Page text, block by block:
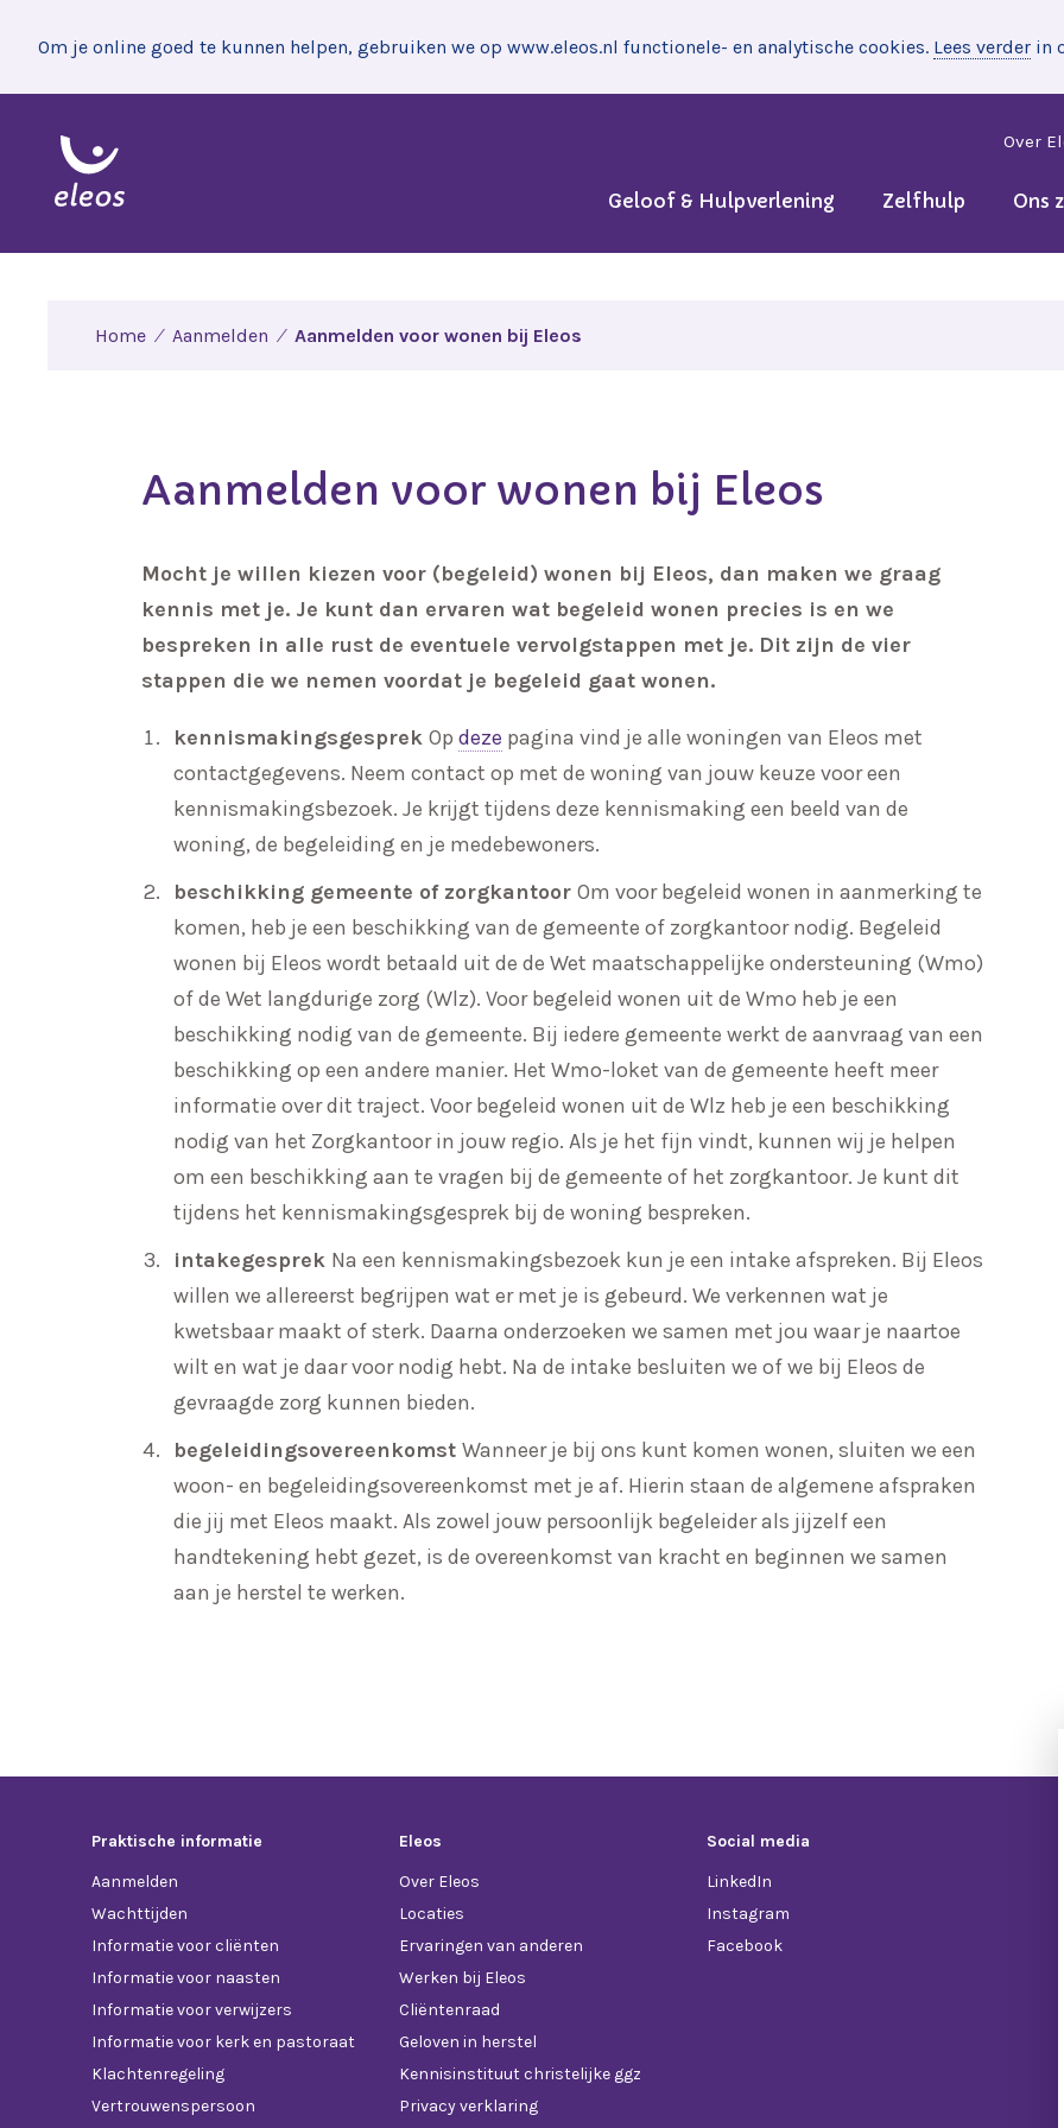
Om je online goed te kunnen helpen, gebruiken we op www.eleos.nl functionele- en analytische cookies. Lees verder in
Over
Geloof & Hulpverlening Zelfhulp Ons
Home Aanmelden Aanmelden voor wonen bij Eleos
Aanmelden voor wonen bij Eleos
Mocht je willen kiezen voor (begeleid) wonen bij Eleos, dan maken we graag
kennis met je. Je kunt dan ervaren wat begeleid wonen precies is en we
bespreken in alle rust de eventuele vervolgstappen met je. Dit zijn de vier
stappen die we nemen voordat je begeleid gaat wonen.
kennismakingsgesprek Op deze pagina vind je alle woningen van Eleos met
contactgegevens. Neem contact op met de woning van jouw keuze voor een
kennismakingsbezoek. Je krijgt tijdens deze kennismaking een beeld van de
woning, de begeleiding en je medebewoners.
beschikking gemeente of zorgkantoor Om voor begeleid wonen in aanmerking te
komen, heb je een beschikking van de gemeente of zorgkantoor nodig. Begeleid
wonen bij Eleos wordt betaald uit de de Wet maatschappelijke ondersteuning (Wmo)
of de Wet langdurige zorg (Wlz). Voor begeleid wonen uit de Wmo heb je een
beschikking nodig van de gemeente. Bij iedere gemeente werkt de aanvraag van een
beschikking op een andere manier. Het Wmo-loket van de gemeente heeft meer
informatie over dit traject. Voor begeleid wonen uit de Wlz heb je een beschikking
nodig van het Zorgkantoor in jouw regio. Als je het fijn vindt, kunnen wij je helpen
om een beschikking aan te vragen bij de gemeente of het zorgkantoor. Je kunt dit
tijdens het kennismakingsgesprek bij de woning bespreken.
intakegesprek Na een kennismakingsbezoek kun je een intake afspreken. Bij Eleos
willen we allereerst begrijpen wat er met je is gebeurd. We verkennen wat je
kwetsbaar maakt of sterk. Daarna onderzoeken we samen met jou waar je naartoe
wilt en wat je daar voor nodig hebt. Na de intake besluiten we of we bij Eleos de
gevraagde zorg kunnen bieden.
begeleidingsovereenkomst Wanneer je bij ons kunt komen wonen, sluiten we een
woon- en begeleidingsovereenkomst met je af. Hierin staan de algemene afspraken
die jij met Eleos maakt. Als zowel jouw persoonlijk begeleider als jijzelf een
handtekening hebt gezet, is de overeenkomst van kracht en beginnen we samen
aan je herstel te werken.
Praktische informatie
Aanmelden
Wachttijden
Informatie voor cliënten
Informatie voor naasten
Informatie voor verwijzers
Informatie voor kerk en pastoraat
Klachtenregeling
Vertrouwenspersoon
Eleos
Over Eleos
Locaties
Ervaringen van anderen
Werken bij Eleos
Cliëntenraad
Geloven in herstel
Kennisinstituut christelijke ggz
Privacy verklaring
Social media
LinkedIn
Instagram
Facebook